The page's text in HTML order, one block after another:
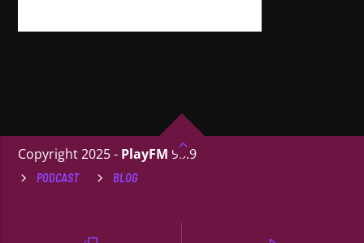
Copyright 2025 - PlayFM 95.9
PODCAST BLOG